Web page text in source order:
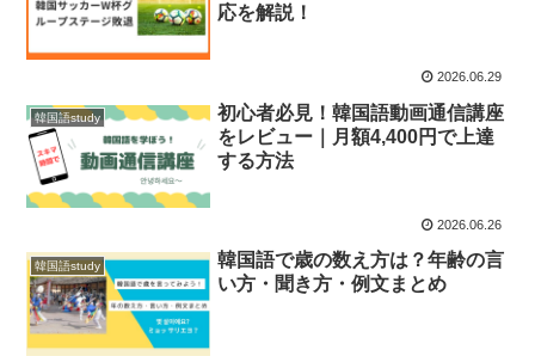
応を解説！
2026.06.29
韓国語study
初心者必見！韓国語動画通信講座
をレビュー｜月額4,400円で上達
する方法
2026.06.26
韓国語study
韓国語で歳の数え方は？年齢の言
い方・聞き方・例文まとめ